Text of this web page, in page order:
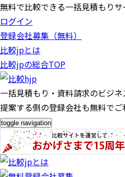
無料で比較できる一括見積もり
ログイン
登録会社募集（無料）
比較jpとは
比較jpの総合TOP
一括見積もり・資料請求のビジ
提案する側の登録会社も無料でご
toggle navigation